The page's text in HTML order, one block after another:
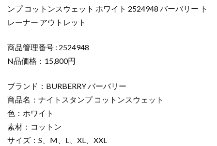
ス
タ
プ
コ
ト
ス
ウ
ェ
ッ
ンプ コットンスウェット ホワイト 2524948 バーバリー ト
レーナー アウトレット
商品管理番号 : 2524948
N品価格：15,800円
ブランド：BURBERRY バーバリー
商品名：ナイトスタンプ コットンスウェット
色：ホワイト
素材：コットン
サイズ：S、M、L、XL、XXL